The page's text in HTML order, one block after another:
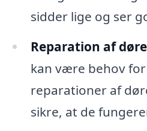
sidder lige og ser
Reparation af
kan være behov
reparationer af
sikre, at de